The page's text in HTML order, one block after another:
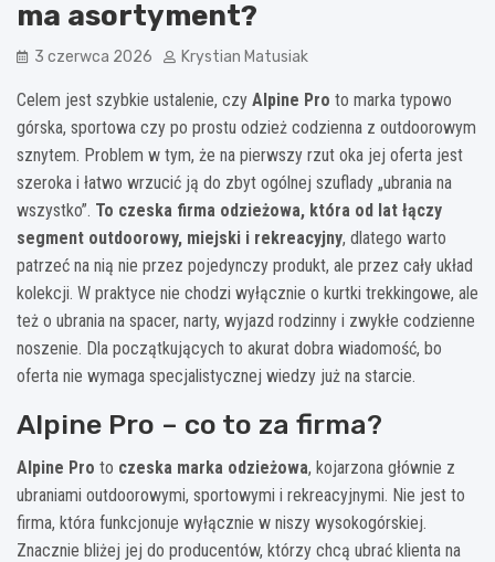
ma asortyment?
3 czerwca 2026 Krystian Matusiak
Celem jest szybkie ustalenie, czy Alpine Pro to marka typowo
górska, sportowa czy po prostu odzież codzienna z outdoorowym
sznytem. Problem w tym, że na pierwszy rzut oka jej oferta jest
szeroka i łatwo wrzucić ją do zbyt ogólnej szuflady „ubrania na
wszystko”. To czeska firma odzieżowa, która od lat łączy
segment outdoorowy, miejski i rekreacyjny, dlatego warto
patrzeć na nią nie przez pojedynczy produkt, ale przez cały układ
kolekcji. W praktyce nie chodzi wyłącznie o kurtki trekkingowe, ale
też o ubrania na spacer, narty, wyjazd rodzinny i zwykłe codzienne
noszenie. Dla początkujących to akurat dobra wiadomość, bo
oferta nie wymaga specjalistycznej wiedzy już na starcie.
Alpine Pro – co to za firma?
Alpine Pro to czeska marka odzieżowa, kojarzona głównie z
ubraniami outdoorowymi, sportowymi i rekreacyjnymi. Nie jest to
firma, która funkcjonuje wyłącznie w niszy wysokogórskiej.
Znacznie bliżej jej do producentów, którzy chcą ubrać klienta na